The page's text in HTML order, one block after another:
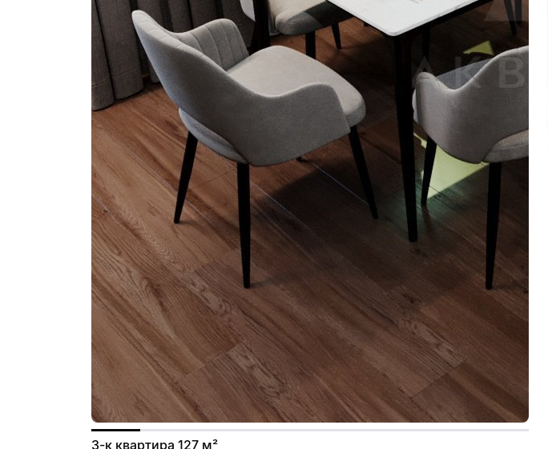
3-к квартира 127 м²